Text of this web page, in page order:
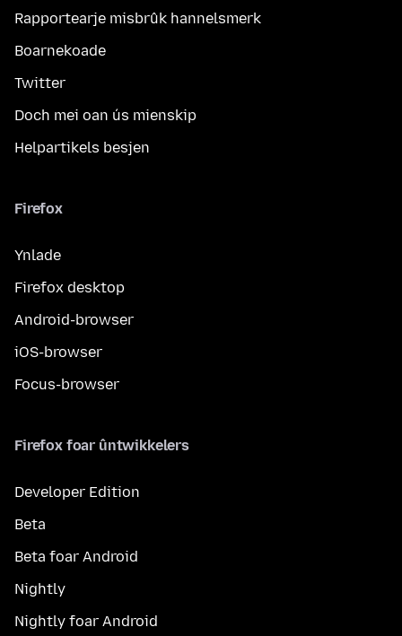
Rapportearje misbrûk hannelsmerk
Boarnekoade
Twitter
Doch mei oan ús mienskip
Helpartikels besjen
Firefox
Ynlade
Firefox desktop
Android-browser
iOS-browser
Focus-browser
Firefox foar ûntwikkelers
Developer Edition
Beta
Beta foar Android
Nightly
Nightly foar Android